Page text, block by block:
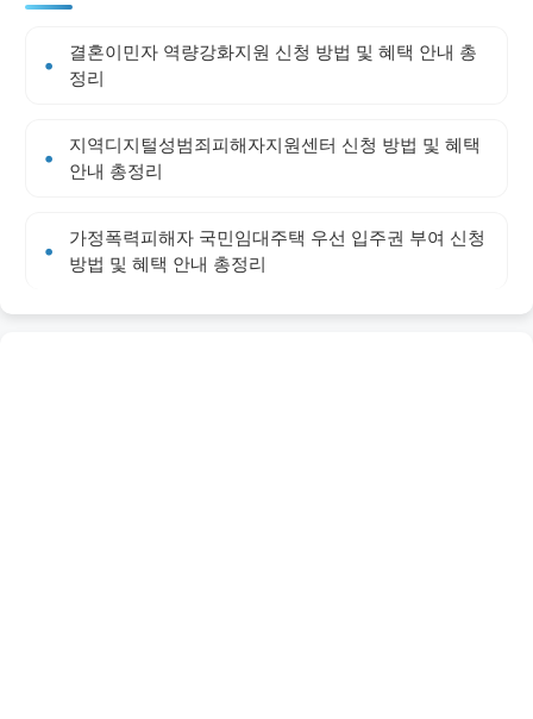
결혼이민자 역량강화지원 신청 방법 및 혜택 안내 총
정리
지역디지털성범죄피해자지원센터 신청 방법 및 혜택
안내 총정리
가정폭력피해자 국민임대주택 우선 입주권 부여 신청
방법 및 혜택 안내 총정리